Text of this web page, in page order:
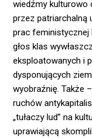
wiedźmy kulturowo
przez patriarchalną
prac feministycznej
głos klas
eksploatowanych i
dysponujących
wyobraźnię. Także
ruchów
„tułaczy lud” na
uprawiającą